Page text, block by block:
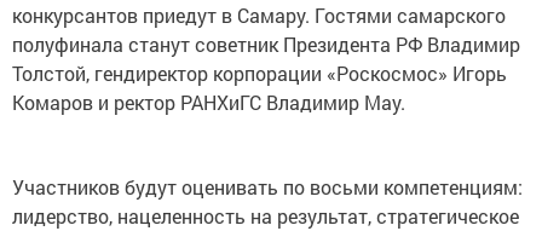
конкурсантов приедут в Самару. Гостями самарского
полуфинала станут советник Президента РФ Владимир
Толстой, гендиректор корпорации «Роскосмос» Игорь
Комаров и ректор РАНХиГС Владимир Мау.
Участников будут оценивать по восьми компетенциям:
лидерство, нацеленность на результат, стратегическое